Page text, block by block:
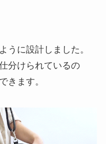
うに設計しました。
分けられているの
きます。